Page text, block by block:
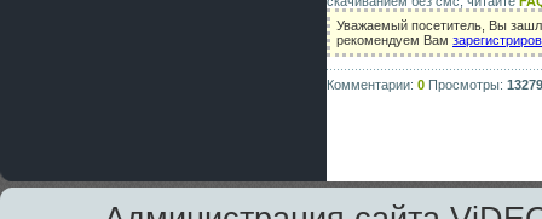
Уважаемый посетитель, Вы
рекомендуем Вам
Комментарии: 0 Просмотры: 13279